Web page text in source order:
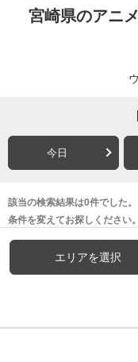
宮崎県のアニ
今日
該当の検索結果は0件でした。
条件を変えてお探しください。
エリアを選択